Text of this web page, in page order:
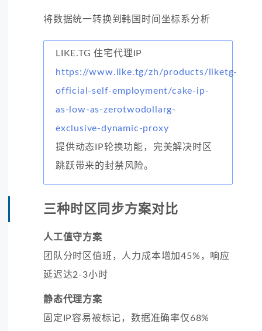
将数据统一转换到韩国时间坐标系分析
LIKE.TG 住宅代理IP
https://www.like.tg/zh/products/liketg-
official-self-employment/cake-ip-
as-low-as-zerotwodollarg-
exclusive-dynamic-proxy
提供动态IP轮换功能，完美解决时区
跳跃带来的封禁风险。
三种时区同步方案对比
人工值守方案
团队分时区值班，人力成本增加45%，响应
延迟达2-3小时
静态代理方案
固定IP容易被标记，数据准确率仅68%